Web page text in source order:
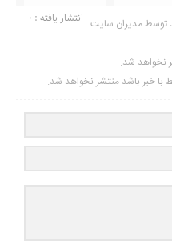
انتشار یافته : 0 توسط مدیران سایت
نخواهد شد.
با خبر باشد منتشر نخواهد شد.